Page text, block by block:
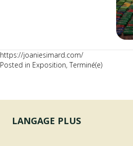
https://joaniesimard.com/
Posted in Exposition,Terminé(e)
LANGAGE PLUS